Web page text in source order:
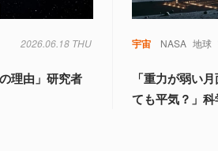
2026.06.18 THU
理由」研究者
宇宙 NASA 地球
「重力が弱い
ても平気？」科